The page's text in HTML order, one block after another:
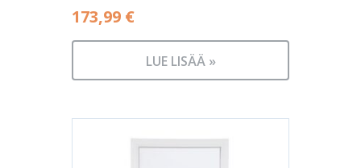
173,99 €
LUE LISÄÄ »